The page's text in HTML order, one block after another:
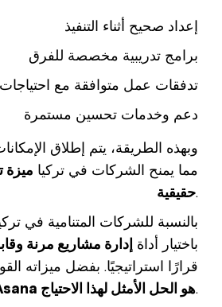
إعداد صحيح أثناء التنفيذ
برامج تدريبية مخصصة للفرق
تدفقات عمل متوافقة مع
دعم وخدمات تحسين مستمرة
وبهذه الطريقة، يتم إطلاق
Asana، مما يمنح الشركات في تركيا ميزة
حقيقية.
بالنسبة للشركات المتنامية في
باختيار أداة إدارة مشاريع مرنة
قرارًا استراتيجيًا. بفضل ميزاته
Asana هو الحل الأمثل لهذا الاحتياج.